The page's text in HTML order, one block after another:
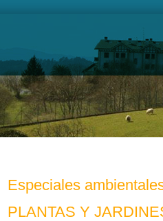
Especiales
PLANTAS Y